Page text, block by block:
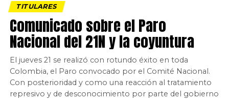
TITULARES
Comunicado sobre el Paro
Nacional del 21N y la coyuntura
El jueves 21 se realizó con rotundo éxito en toda
Colombia, el Paro convocado por el Comité Nacional.
Con posterioridad y como una reacción al tratamiento
represivo y de desconocimiento por parte del gobierno